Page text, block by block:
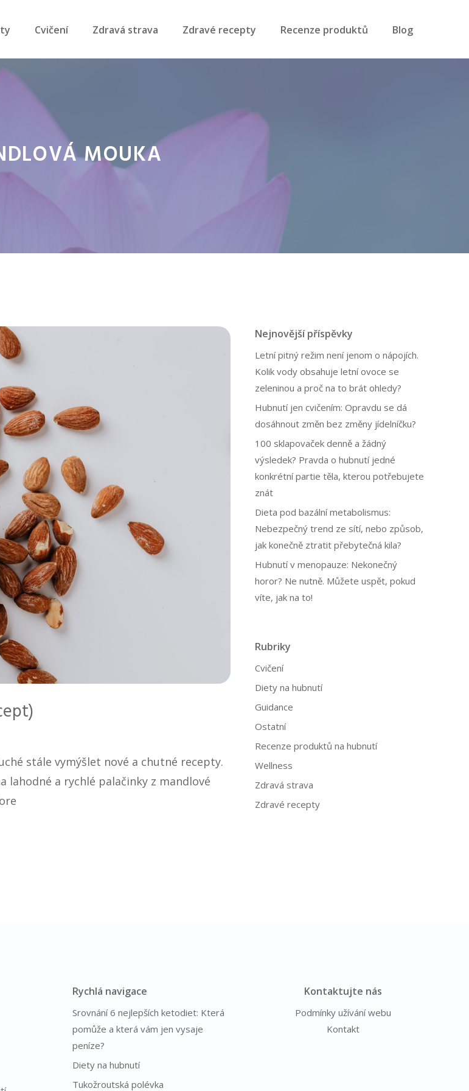
Cvičení Zdravá strava Zdravé recepty Recenze produktů Blog
MOUKA
stále vymýšlet nové a chutné recepty.
lahodné a rychlé palačinky z mandlové
Nejnovější příspěvky
Letní pitný režim není jenom o nápojích.
Kolik vody obsahuje letní ovoce se
zeleninou a proč na to brát ohledy?
Hubnutí jen cvičením: Opravdu se dá
dosáhnout změn bez změny jídelníčku?
100 sklapovaček denně a žádný
výsledek? Pravda o hubnutí jedné
konkrétní partie těla, kterou potřebujete
znát
Dieta pod bazální metabolismus:
Nebezpečný trend ze sítí, nebo způsob,
jak konečně ztratit přebytečná kila?
Hubnutí v menopauze: Nekonečný
horor? Ne nutně. Můžete uspět, pokud
víte, jak na to!
Rubriky
Cvičení
Diety na hubnutí
Guidance
Ostatní
Recenze produktů na hubnutí
Wellness
Zdravá strava
Zdravé recepty
Rychlá navigace
Srovnání 6 nejlepších ketodiet: Která
pomůže a která vám jen vysaje
peníze?
Diety na hubnutí
Tukožroutská polévka
Kontaktujte nás
Podmínky užívání webu
Kontakt